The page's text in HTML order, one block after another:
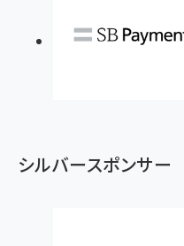
シルバースポンサー